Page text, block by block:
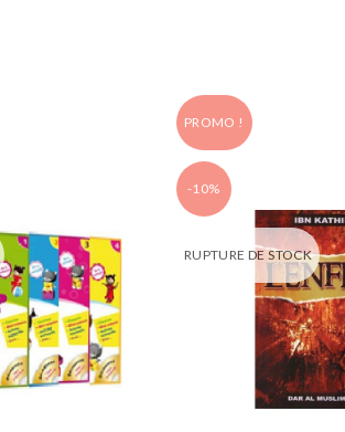
PROMO !
-10%
RUPTURE DE STOCK